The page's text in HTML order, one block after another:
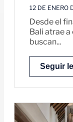
12 DE ENERO
Desde el
Bali atrae
buscan...
Seguir